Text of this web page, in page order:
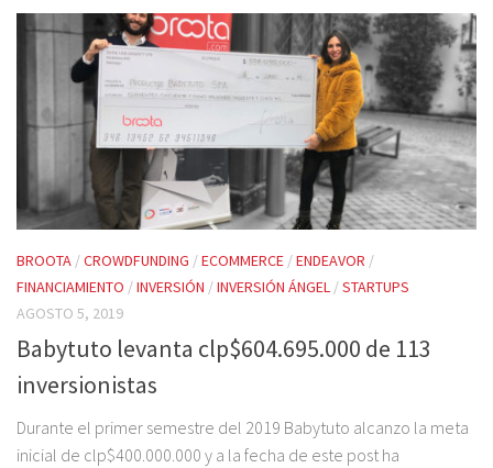
BROOTA /CROWDFUNDING /ECOMMERCE /ENDEAVOR /
FINANCIAMIENTO /INVERSIÓN /INVERSIÓN ÁNGEL /STARTUPS
AGOSTO 5, 2019
Babytuto levanta clp$604.695.000 de 113
inversionistas
Durante el primer semestre del 2019 Babytuto alcanzo la meta
inicial de clp$400.000.000 y a la fecha de este post ha